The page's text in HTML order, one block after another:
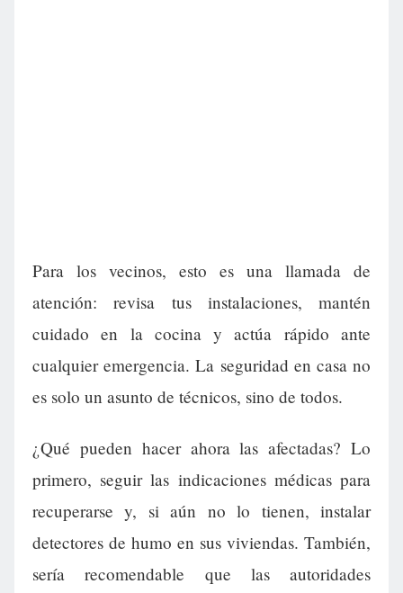
Para los vecinos, esto es una llamada de
atención: revisa tus instalaciones, mantén
cuidado en la cocina y actúa rápido ante
cualquier emergencia. La seguridad en casa no
es solo un asunto de técnicos, sino de todos.
¿Qué pueden hacer ahora las afectadas? Lo
primero, seguir las indicaciones médicas para
recuperarse y, si aún no lo tienen, instalar
detectores de humo en sus viviendas. También,
sería recomendable que las autoridades